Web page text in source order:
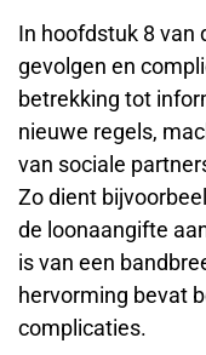
In hoofdstuk 8 van
gevolgen en
betrekking tot
nieuwe regels,
van sociale
Zo dient
de loonaangifte
is van een
hervorming bevat
complicaties.